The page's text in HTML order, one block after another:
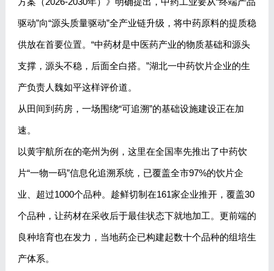
驱动”向“源头质量驱动”全产业链升级，将中药原料的提质稳
供放在首要位置。“中药材是中医药产业的物质基础和源头
支撑，源头不稳，后面全白搭。”湖北一中药饮片企业的生
产负责人魏如平这样评价道。
从田间到药房，一场围绕“可追溯”的基础设施建设正在加
速。
以黄宇航所在的亳州为例，这里在全国率先推出了中药饮
片“一物一码”信息化追溯系统，已覆盖全市97%的饮片企
业、超过1000个品种。趁鲜切制在161家企业推开，覆盖30
个品种，让药材在采收后于最佳状态下就地加工。更前端的
良种培育也在发力，当地药企已构建起数十个品种的组培生
产体系。